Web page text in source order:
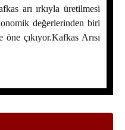
arı ırkıyla üretilmesi
değerlerinden biri
çıkıyor.Kafkas Arısı
Dizisi Başladı! |
Sona Doğru
Dizisi Başladı! |
Coşkusu